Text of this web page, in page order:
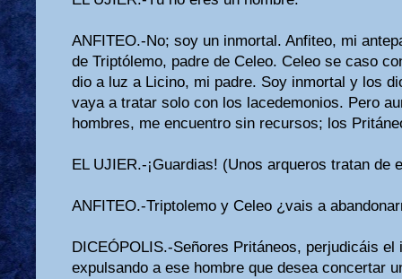
ANFITEO.-No; soy un inmortal. Anfiteo, mi
de Triptólemo, padre de Celeo. Celeo se caso
dio a luz a Licino, mi padre. Soy inmortal y los
vaya a tratar solo con los lacedemonios. Pero
hombres, me encuentro sin recursos; los
EL UJIER.-¡Guardias! (Unos arqueros tratan de
ANFITEO.-Triptolemo y Celeo ¿vais a
DICEÓPOLIS.-Señores Pritáneos, perjudicáis el
expulsando a ese hombre que desea concertar